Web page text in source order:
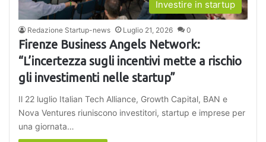
Investire in startup
Redazione Startup-news Luglio 21, 2026 0
Firenze Business Angels Network:
“L’incertezza sugli incentivi mette a rischio
gli investimenti nelle startup”
Il 22 luglio Italian Tech Alliance, Growth Capital, BAN e
Nova Ventures riuniscono investitori, startup e imprese per
una giornata…